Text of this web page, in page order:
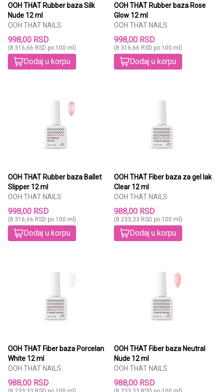
OOH THAT Rubber baza Silk
Nude 12 ml
OOH THAT NAILS
998,00 RSD
(8.316,66 RSD po 100 ml)
Dodaj u korpu
OOH THAT Rubber baza Rose
Glow 12 ml
OOH THAT NAILS
998,00 RSD
(8.316,66 RSD po 100 ml)
Dodaj u korpu
OOH THAT Rubber baza Ballet
Slipper 12 ml
OOH THAT NAILS
998,00 RSD
(8.316,66 RSD po 100 ml)
Dodaj u korpu
OOH THAT Fiber baza za gel lak
Clear 12 ml
OOH THAT NAILS
988,00 RSD
(8.233,33 RSD po 100 ml)
Dodaj u korpu
OOH THAT Fiber baza Porcelan
White 12 ml
OOH THAT NAILS
988,00 RSD
OOH THAT Fiber baza Neutral
Nude 12 ml
OOH THAT NAILS
988,00 RSD